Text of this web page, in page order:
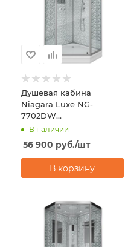
Душевая кабина
Niagara Luxe NG-
7702DW
(1000x1000х2100)
В наличии
56 900 руб./шт
В корзину